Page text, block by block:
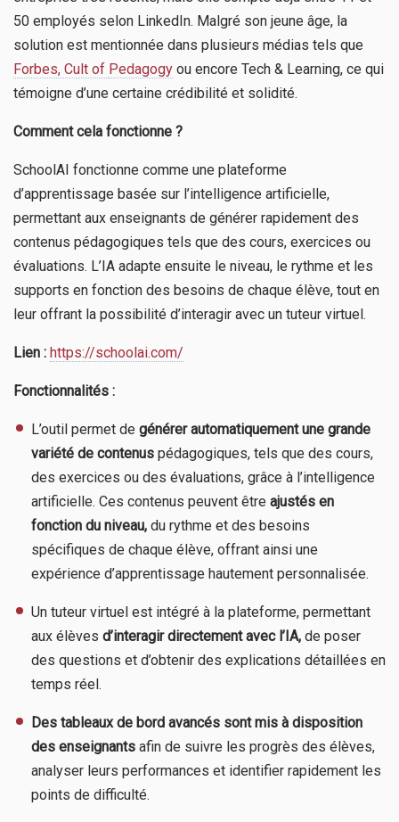
50 employés selon LinkedIn. Malgré son jeune âge, la
solution est mentionnée dans plusieurs médias tels que
Forbes, Cult of Pedagogy ou encore Tech & Learning, ce qui
témoigne d’une certaine crédibilité et solidité.
Comment cela fonctionne ?
SchoolAI fonctionne comme une plateforme
d’apprentissage basée sur l’intelligence artificielle,
permettant aux enseignants de générer rapidement des
contenus pédagogiques tels que des cours, exercices ou
évaluations. L’IA adapte ensuite le niveau, le rythme et les
supports en fonction des besoins de chaque élève, tout en
leur offrant la possibilité d’interagir avec un tuteur virtuel.
Lien : https://schoolai.com/
Fonctionnalités :
L’outil permet de générer automatiquement une grande
variété de contenus pédagogiques, tels que des cours,
des exercices ou des évaluations, grâce à l’intelligence
artificielle. Ces contenus peuvent être ajustés en
fonction du niveau, du rythme et des besoins
spécifiques de chaque élève, offrant ainsi une
expérience d’apprentissage hautement personnalisée.
Un tuteur virtuel est intégré à la plateforme, permettant
aux élèves d’interagir directement avec l’IA, de poser
des questions et d’obtenir des explications détaillées en
temps réel.
Des tableaux de bord avancés sont mis à disposition
des enseignants afin de suivre les progrès des élèves,
analyser leurs performances et identifier rapidement les
points de difficulté.